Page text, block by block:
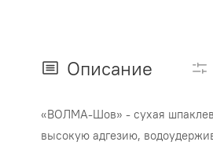
Описание
«ВОЛМА-Шов» - сухая
высокую адгезию,